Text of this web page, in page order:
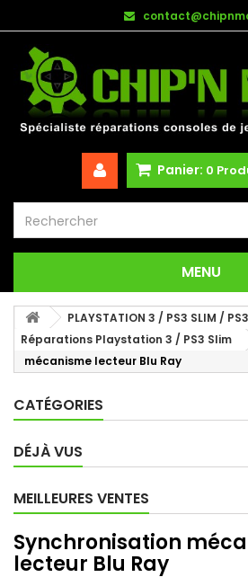
Panier: 0
MENU
PLAYSTATION 3 / PS3 SLIM /
Réparations Playstation 3 / PS3 Slim
mécanisme lecteur Blu Ray
CATÉGORIES
DÉJÀ VUS
MEILLEURES VENTES
Synchronisation
lecteur Blu Ray